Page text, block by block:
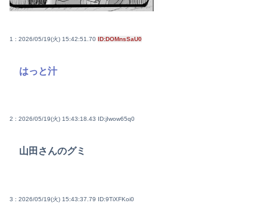
1 : 2026/05/19(火) 15:42:51.70 ID:DOMnsSaU0
はっと汁
2 : 2026/05/19(火) 15:43:18.43 ID:jIwow65q0
山田さんのグミ
3 : 2026/05/19(火) 15:43:37.79 ID:9TiXFKoi0